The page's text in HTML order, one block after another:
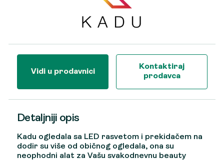
Vidi u prodavnici
Kontaktiraj
prodavca
Detaljniji opis
Kadu ogledala sa LED rasvetom i prekidačem na
dodir su više od običnog ogledala, ona su
neophodni alat za Vašu svakodnevnu beauty